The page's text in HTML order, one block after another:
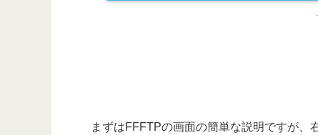
まずはFFFTPの画面の簡単な説明ですが